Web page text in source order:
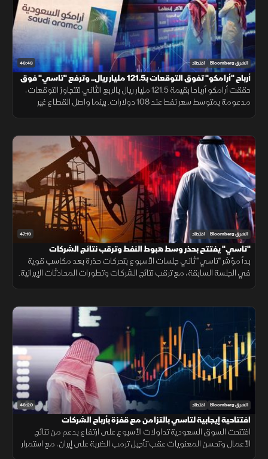
46:43 الشرق Bloomberg اقتصاد
أرباح "أرامكو" تفوق التوقعات بـ121.5 مليار ريال.. وترفع "تاسي" فوق
10800 نقطة
حققت أرامكو أرباحا بقيمة 121.5 مليار ريال بالربع الثاني لتتجاوز التوقعات،
مدعومة بمتوسط سعر نفط عند 108 دولارات. بينما واصل القطاع غير
47:19 الشرق Bloomberg اقتصاد
"تاسي" يفتتح بحذر وسط هبوط النفط وترقب نتائج الشركات
بدأ مؤشر "تاسي" ثاني جلسات الأسبوع بتحركات حذرة بعد مكاسب قوية
في الجلسة السابقة، مع ترقب نتائج الشركات وتطورات المحادثات الإيرانية.
46:20 الشرق Bloomberg اقتصاد
افتتاحية إيجابية لتاسي بالتزامن مع قفزة بأرباح الشركات
افتتحت السوق السعودية تداولات الأسبوع على ارتفاع بدعم من نتائج
الأعمال وتحسن المعنويات عقب تأجيل ترمب الضربة على إيران، مع استمرار